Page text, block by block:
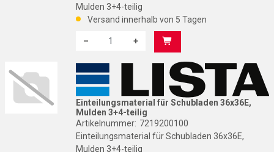
Mulden 3+4-teilig
Versand innerhalb von 5 Tagen
–
+
Einteilungsmaterial für Schubladen 36x36E,
Mulden 3+4-teilig
Artikelnummer: 7219200100
Einteilungsmaterial für Schubladen 36x36E,
Mulden 3+4-teilig